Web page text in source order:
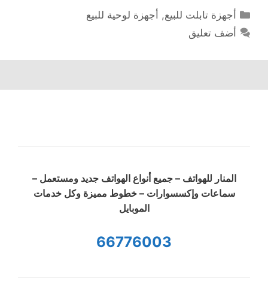
التصنيفات
أجهزة تابلت للبيع, أجهزة لوحية للبيع
أضف تعليق
المنار للهواتف – جميع أنواع الهواتف جديد ومستعمل –
سماعات وإكسسوارات – خطوط مميزة وكل خدمات
الموبايل
66776003